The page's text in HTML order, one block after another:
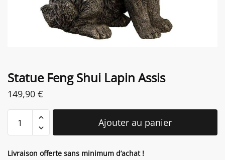
Statue Feng Shui Lapin Assis
149,90 €
Feng
Ajouter au panier
Livraison offerte sans minimum d’achat !